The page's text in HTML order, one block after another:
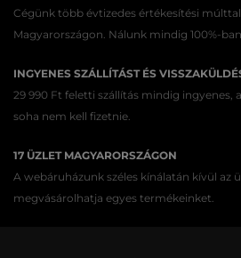
Cégünk több évtizedes értékesítési
Magyarországon. Nálunk mindig 100%-
INGYENES SZÁLLÍTÁST ÉS
29 990 Ft feletti szállítás mindig ingyenes,
soha nem kell fizetnie.
17 ÜZLET MAGYARORSZÁGON
A webáruházunk széles kínálatán kívül az
megvásárolhatja egyes termékeinket.